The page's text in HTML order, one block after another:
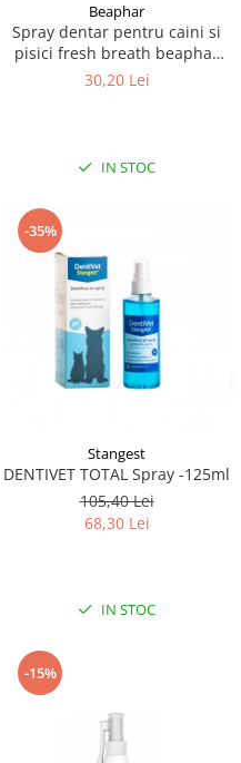
Beaphar
Spray dentar pentru caini si
pisici fresh breath beaphar
150ml
30,20 Lei
IN STOC
-35%
Stangest
DENTIVET TOTAL Spray -125ml
105,40 Lei
68,30 Lei
IN STOC
-15%